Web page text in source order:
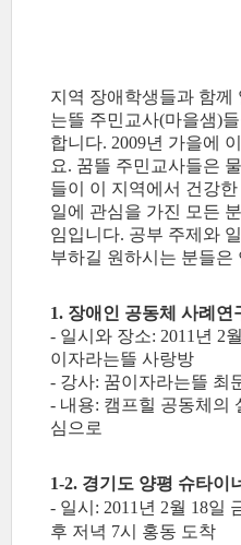
지역 장애학생들과 함께
는뜰 주민교사(마을샘)
합니다. 2009년 가을에
요. 꿈뜰 주민교사들은
들이 이 지역에서 건강
일에 관심을 가진 모든
임입니다. 공부 주제와
부하길 원하시는 분들은
1. 장애인 공동체 사례연
- 일시와 장소: 2011년 2
이자라는뜰 사랑방
- 강사: 꿈이자라는뜰 최
- 내용: 캠프힐 공동체의
심으로
1-2. 경기도 양평 슈타이
- 일시: 2011년 2월 18일
후 저녁 7시 홍동 도착